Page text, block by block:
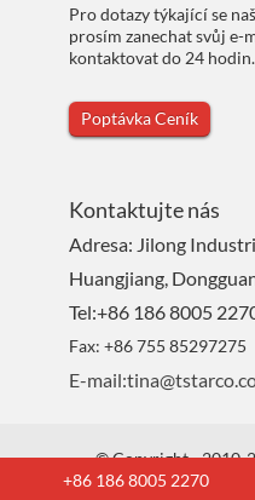
Pro dotazy týkající se
prosím zanechat svůj e-
kontaktovat do 24 hodin.
Poptávka Ceník
Kontaktujte nás
Adresa: Jilong
Huangjiang,
Tel:+86 186 8005
Fax: +86 755 85297275
E-
© Copyright - 2010-
+86 186 8005 2270